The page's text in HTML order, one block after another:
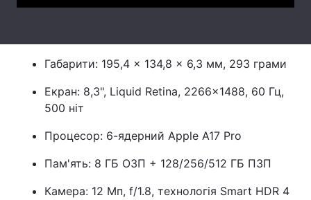
Послуги
Габарити: 195,4 × 134,8 × 6,3 мм, 293 грами
Екран: 8,3", Liquid Retina, 2266×1488, 60 Гц,
500 ніт
Процесор: 6-ядерний Apple A17 Pro
Пам'ять: 8 ГБ ОЗП + 128/256/512 ГБ ПЗП
Камера: 12 Мп, f/1.8, технологія Smart HDR 4